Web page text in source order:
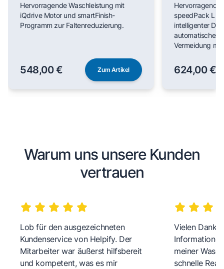
Hervorragende Waschleistung mit
iQdrive Motor und smartFinish-
Programm zur Faltenreduzierung.
548,00 € Zum Artikel
Hervorragende
speedPack L
intelligenter
automatischer
Vermeidung
624,00 €
Warum uns unsere Kunden
vertrauen
Lob für den ausgezeichneten
Kundenservice von Helpify. Der
Mitarbeiter war äußerst hilfsbereit
und kompetent, was es mir
Vielen Dank
meiner
schnelle